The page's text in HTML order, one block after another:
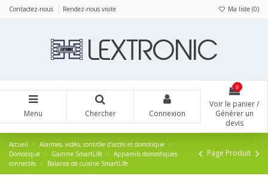
Contactez-nous Rendez-nous visite Ma liste (0)
Menu Chercher Connexion
0
Voir le panier /
Générer un
devis
Accueil
Alarmes, vidéo, contrôle d'accès et domotique
Domotique
Gamme SmartLife
Appareils domestiques
connectés
Balance de cuisine SmartLife
Page Produit
Panneau de gestion des cookies